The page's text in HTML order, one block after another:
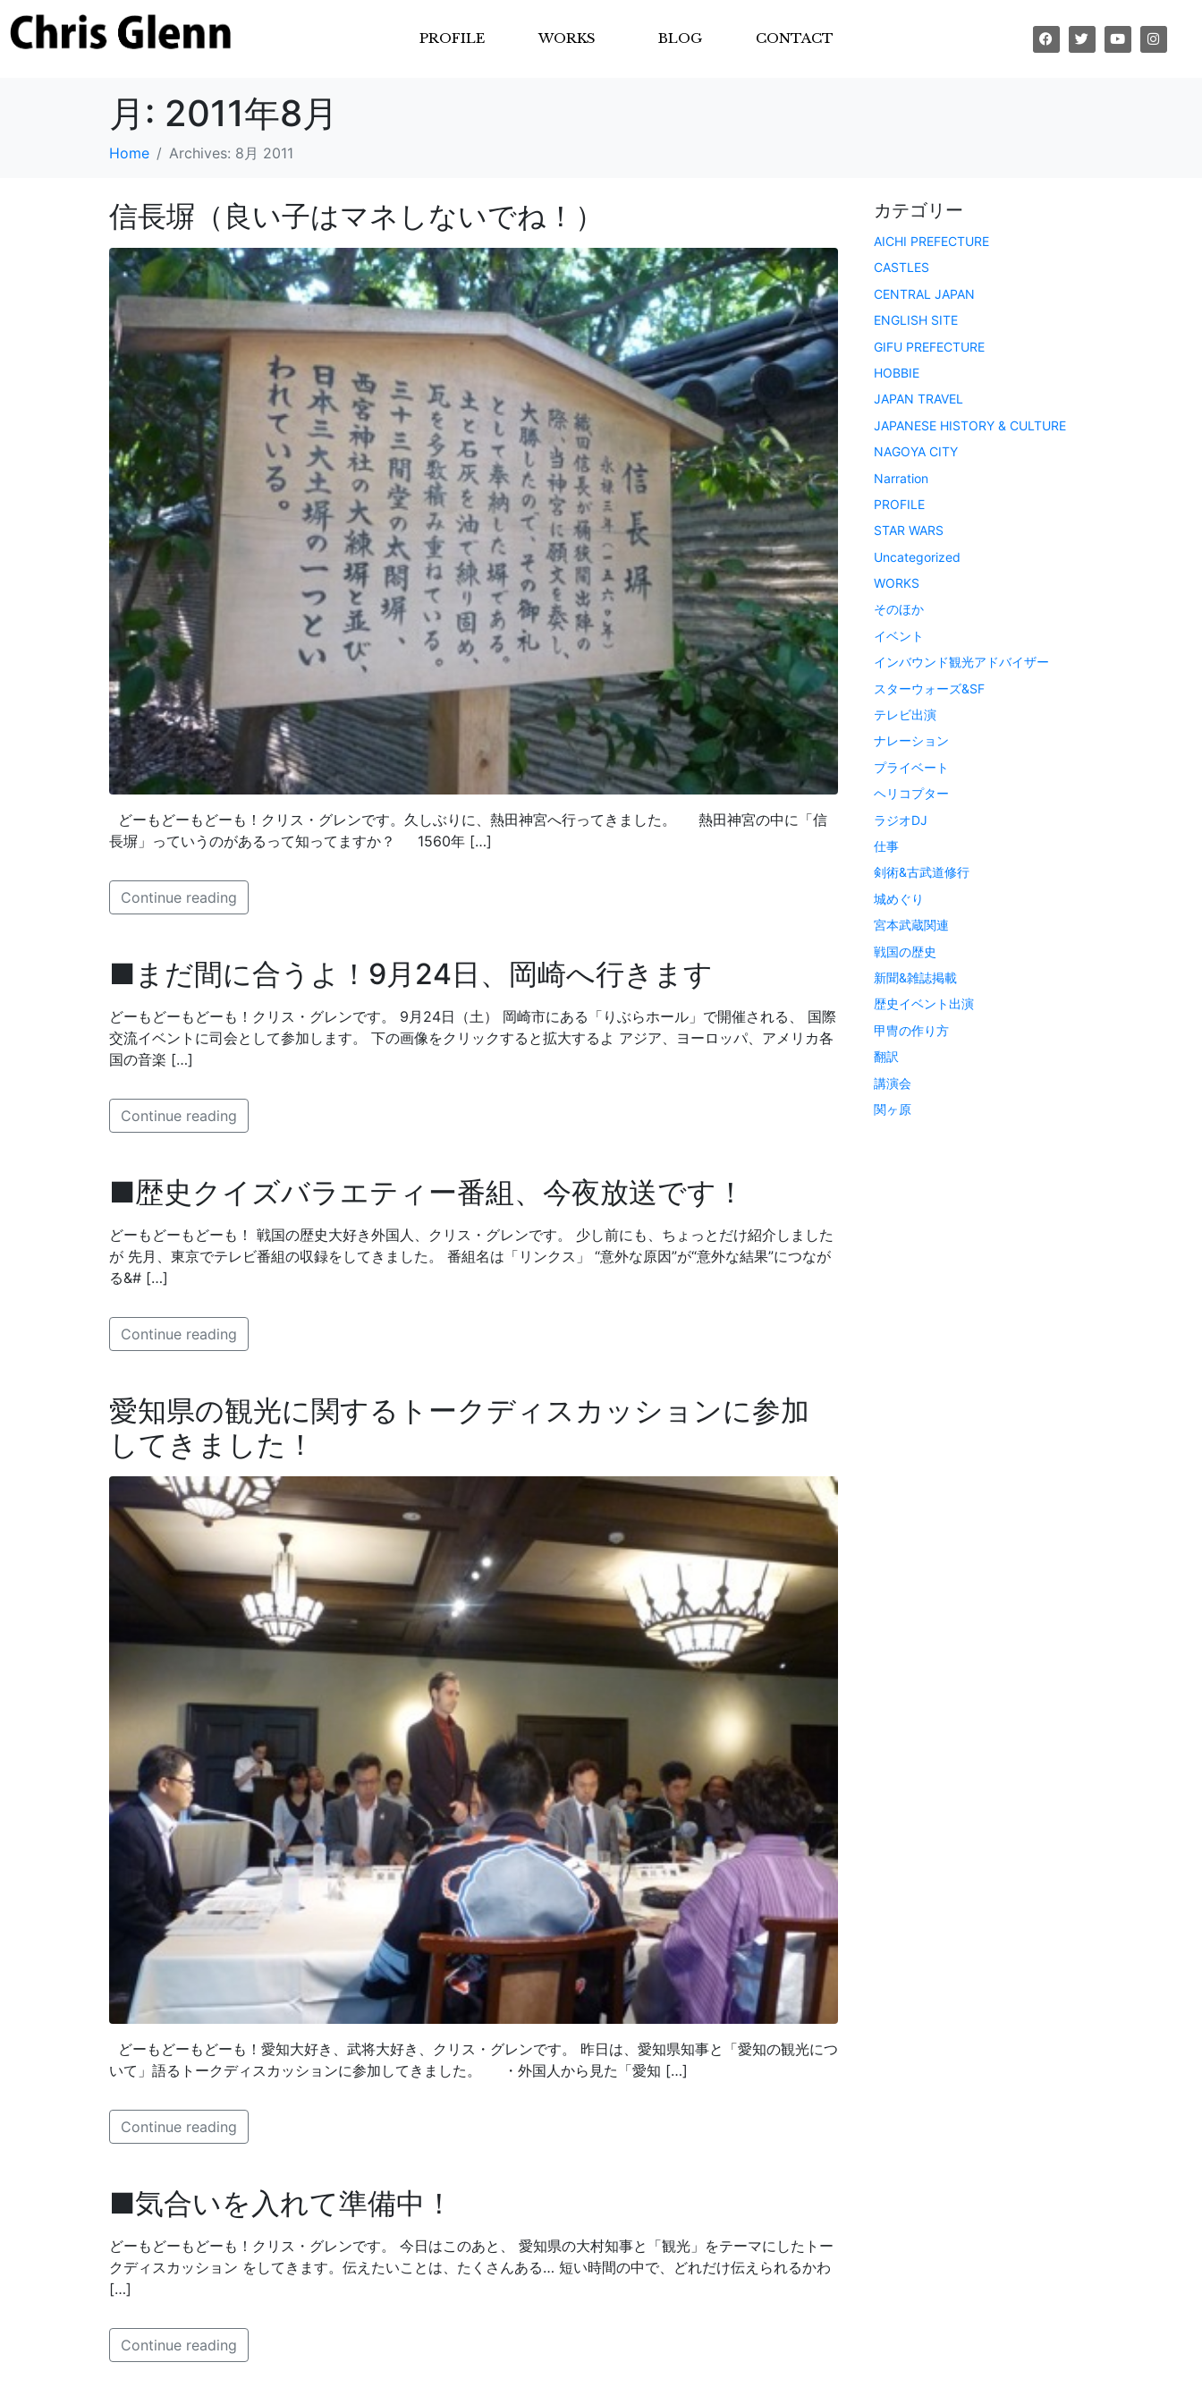
PROFILE WORKS BLOG CONTACT
月: 2011年8月
Home Archives: 8月 2011
信長塀（良い子はマネしないでね！）
どーもどーもどーも！クリス・グレンです。久しぶりに、熱田神宮へ行ってきました。 熱田神宮の中に「信
長塀」っていうのがあるって知ってますか？ 1560年 […]
Continue reading
■まだ間に合うよ！9月24日、岡崎へ行きます
どーもどーもどーも！クリス・グレンです。 9月24日（土） 岡崎市にある「りぶらホール」で開催される、 国際
交流イベントに司会として参加します。 下の画像をクリックすると拡大するよ アジア、ヨーロッパ、アメリカ各
国の音楽 […]
Continue reading
■歴史クイズバラエティー番組、今夜放送です！
どーもどーもどーも！ 戦国の歴史大好き外国人、クリス・グレンです。 少し前にも、ちょっとだけ紹介しました
が 先月、東京でテレビ番組の収録をしてきました。 番組名は「リンクス」 “意外な原因”が“意外な結果”につなが
る&# […]
Continue reading
愛知県の観光に関するトークディスカッションに参加
してきました！
どーもどーもどーも！愛知大好き、武将大好き、クリス・グレンです。 昨日は、愛知県知事と「愛知の観光につ
いて」語るトークディスカッションに参加してきました。 ・外国人から見た「愛知 […]
Continue reading
■気合いを入れて準備中！
どーもどーもどーも！クリス・グレンです。 今日はこのあと、 愛知県の大村知事と「観光」をテーマにしたトー
クディスカッション をしてきます。伝えたいことは、たくさんある… 短い時間の中で、どれだけ伝えられるかわ
[…]
Continue reading
カテゴリー
AICHI PREFECTURE
CASTLES
CENTRAL JAPAN
ENGLISH SITE
GIFU PREFECTURE
HOBBIE
JAPAN TRAVEL
JAPANESE HISTORY & CULTURE
NAGOYA CITY
Narration
PROFILE
STAR WARS
Uncategorized
WORKS
そのほか
イベント
インバウンド観光アドバイザー
スターウォーズ&SF
テレビ出演
ナレーション
プライベート
ヘリコプター
ラジオDJ
仕事
剣術&古武道修行
城めぐり
宮本武蔵関連
戦国の歴史
新聞&雑誌掲載
歴史イベント出演
甲冑の作り方
翻訳
講演会
関ヶ原